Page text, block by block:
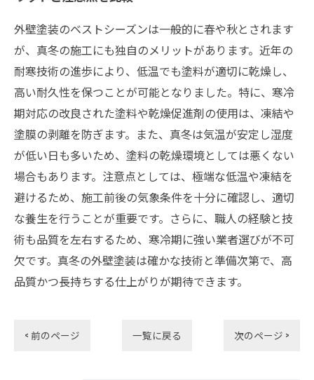
外壁塗装のベストシーズンは一般的に春や秋とされます
が、真冬の施工にも独自のメリットがあります。近年の
耐寒技術の進歩により、低温でも塗料が適切に乾燥し、
高い耐久性を保つことが可能となりました。特に、寒冷
期対応の改良された塗料や乾燥促進剤の使用は、凍結や
塗膜の剥離を防ぎます。また、真冬は気温が安定し湿度
が低い日も多いため、塗料の乾燥環境としては悪くない
場合もあります。注意点としては、極端な低温や凍結を
避けるため、施工前後の気象条件を十分に確認し、適切
な養生を行うことが重要です。さらに、職人の経験と技
術も品質を左右するため、寒冷期に強い業者選びが不可
欠です。真冬の外壁塗装は確かな技術と準備次第で、高
品質かつ長持ちする仕上がりが期待できます。
< 前のページ 一覧に戻る 次のページ >